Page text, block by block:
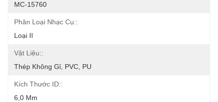
MC-15760
Phân Loại Nhạc Cụ::
Loại II
Vật Liệu::
Thép Không Gỉ, PVC, PU
Kích Thước ID::
6,0 Mm